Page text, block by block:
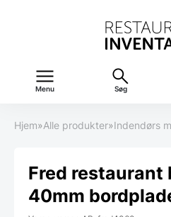
Menu Søg
Hjem»Alle produkter»Indendørs
Fred restaurant
40mm